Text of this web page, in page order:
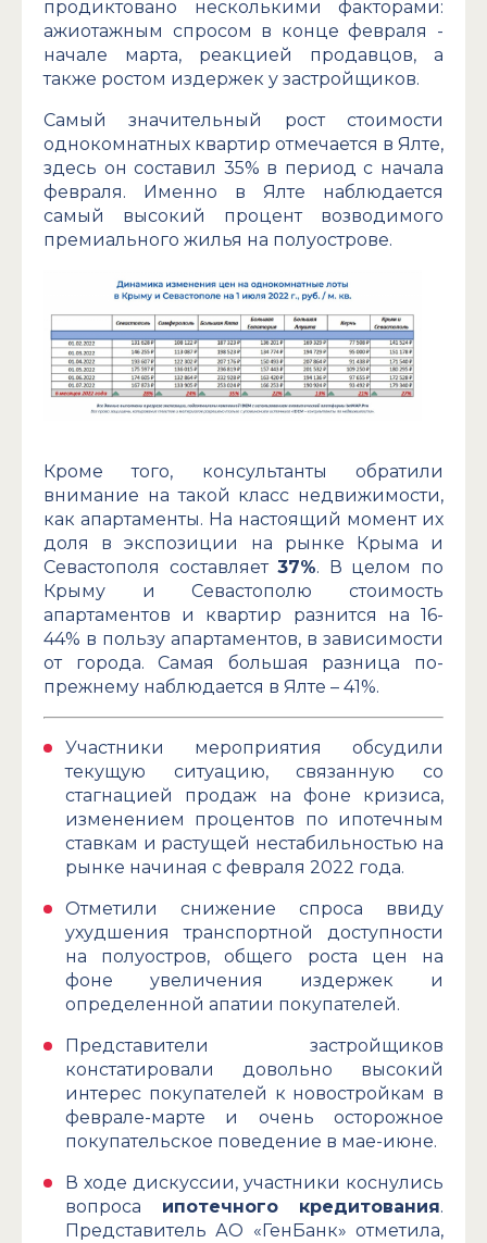
продиктовано несколькими факторами:
ажиотажным спросом в конце февраля -
начале марта, реакцией продавцов, а
также ростом издержек у застройщиков.
Самый значительный рост стоимости
однокомнатных квартир отмечается в Ялте,
здесь он составил 35% в период с начала
февраля. Именно в Ялте наблюдается
самый высокий процент возводимого
премиального жилья на полуострове.
Кроме того, консультанты обратили
внимание на такой класс недвижимости,
как апартаменты. На настоящий момент их
доля в экспозиции на рынке Крыма и
Севастополя составляет37%. В целом по
Крыму и Севастополю стоимость
апартаментов и квартир разнится на 16-
44% в пользу апартаментов, в зависимости
от города. Самая большая разница по-
прежнему наблюдается в Ялте – 41%.
Участники мероприятия обсудили
текущую ситуацию, связанную со
стагнацией продаж на фоне кризиса,
изменением процентов по ипотечным
ставкам и растущей нестабильностью на
рынке начиная с февраля 2022 года.
Отметили снижение спроса ввиду
ухудшения транспортной доступности
на полуостров, общего роста цен на
фоне увеличения издержек и
определенной апатии покупателей.
Представители застройщиков
констатировали довольно высокий
интерес покупателей к новостройкам в
феврале-марте и очень осторожное
покупательское поведение в мае-июне.
В ходе дискуссии, участники коснулись
вопроса ипотечного кредитования.
Представитель АО «ГенБанк» отметила,